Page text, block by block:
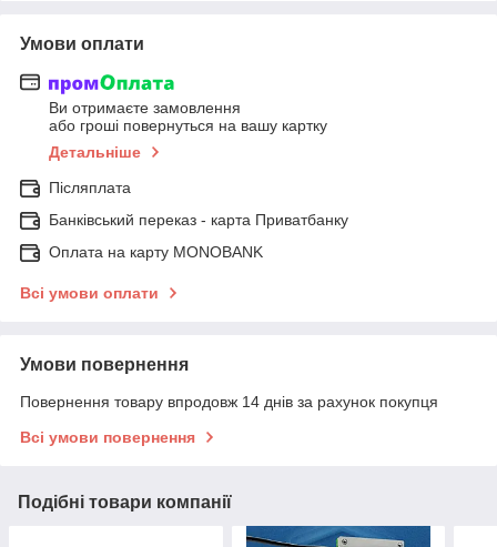
Умови оплати
Ви отримаєте замовлення
або гроші повернуться на вашу картку
Детальніше
Післяплата
Банківський переказ - карта Приватбанку
Оплата на карту MONOBANK
Всі умови оплати
Умови повернення
Повернення товару впродовж 14 днів за рахунок покупця
Всі умови повернення
Подібні товари компанії